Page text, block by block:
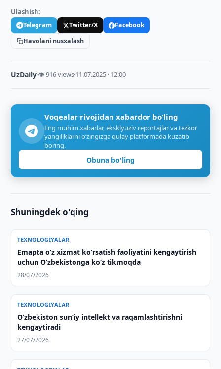
Ulashish:
Telegram Twitter/X
Facebook
Havolani nusxalash
UzDaily·👁 916 views·11.07.2025 · 12:00
Voqealar rivojidan xabardor bo‘ling
Eng muhim xabarlar, eksklyuziv reportajlar va tezkor
yangiliklarni o‘zingizga qulay platformada kuzatib
boring.
Obuna bo'ling
Shuningdek o'qing
TEXNOLOGIYALAR
Emapta oʻz xizmat koʻrsatish faoliyatini kengaytirish
uchun Oʻzbekistonga koʻz tikmoqda
28/07/2026
TEXNOLOGIYALAR
O‘zbekiston sunʼiy intellekt va raqamlashtirishni
kengaytiradi
27/07/2026